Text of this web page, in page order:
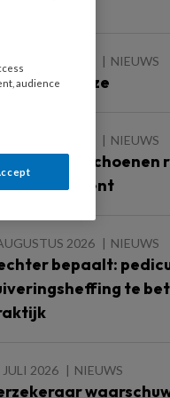
NIEUWS
zomer is roze
NIEUWS
te grote
2026 NIEUWS
bepaalt:
te
JULI 2026 NIEUWS
audience